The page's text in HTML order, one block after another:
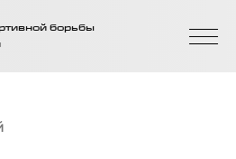
борьбы